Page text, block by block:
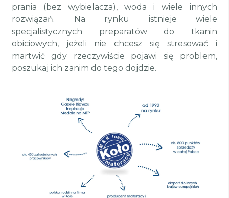
prania (bez wybielacza), woda i wiele innych
rozwiązań. Na rynku istnieje wiele
specjalistycznych preparatów do tkanin
obiciowych, jeżeli nie chcesz się stresować i
martwić gdy rzeczywiście pojawi się problem,
poszukaj ich zanim do tego dojdzie.